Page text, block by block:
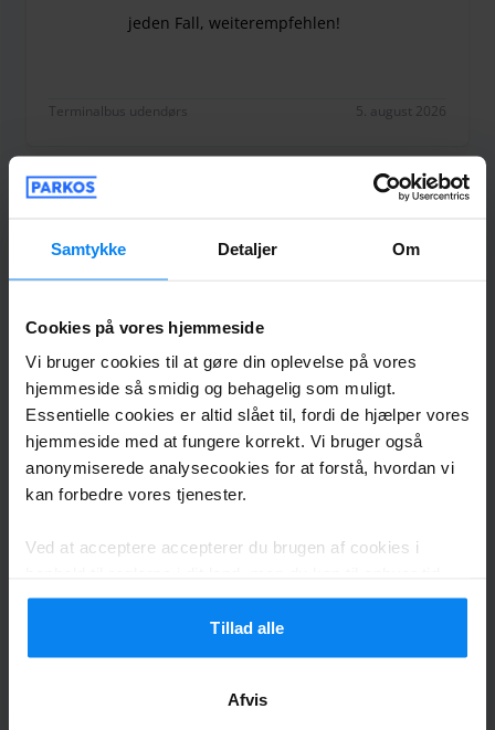
Samtykke Detaljer Om
Cookies på vores hjemmeside
Vi bruger cookies til at gøre din oplevelse på vores
hjemmeside så smidig og behagelig som muligt.
Essentielle cookies er altid slået til, fordi de hjælper vores
hjemmeside med at fungere korrekt. Vi bruger også
anonymiserede analysecookies for at forstå, hvordan vi
kan forbedre vores tjenester.
Ved at acceptere accepterer du brugen af cookies i
justere dine indstillinger. For alle detaljer, tjek vores
Tillad alle
Afvis
jeden Fall, weiterempfehlen!
Terminalbus udendørs 5. august 2026
Parkeret fra 26.07.2026 til 01.08.2026
Alles perfekt!
Terminalbus udendørs 2. august 2026
Allan Kvistborg Jespersen
Alt gik perfekt